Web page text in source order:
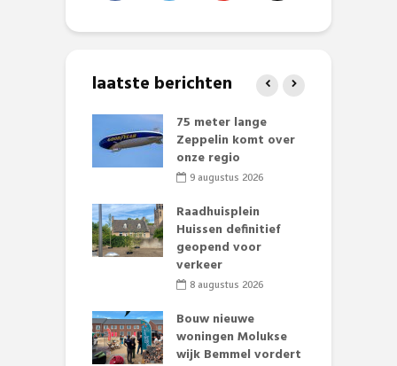
laatste berichten
75 meter lange
Zeppelin komt over
onze regio
9 augustus 2026
Raadhuisplein
Huissen definitief
geopend voor
verkeer
8 augustus 2026
Bouw nieuwe
woningen Molukse
wijk Bemmel vordert